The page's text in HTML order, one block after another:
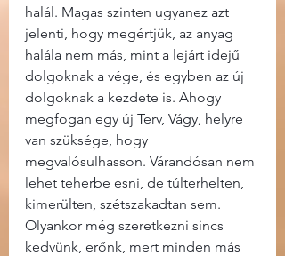
halál. Magas szinten ugyanez azt
jelenti, hogy megértjük, az anyag
halála nem más, mint a lejárt idejű
dolgoknak a vége, és egyben az új
dolgoknak a kezdete is. Ahogy
megfogan egy új Terv, Vágy, helyre
van szüksége, hogy
megvalósulhasson. Várandósan nem
lehet teherbe esni, de túlterhelten,
kimerülten, szétszakadtan sem.
Olyankor még szeretkezni sincs
kedvünk, erőnk, mert minden más